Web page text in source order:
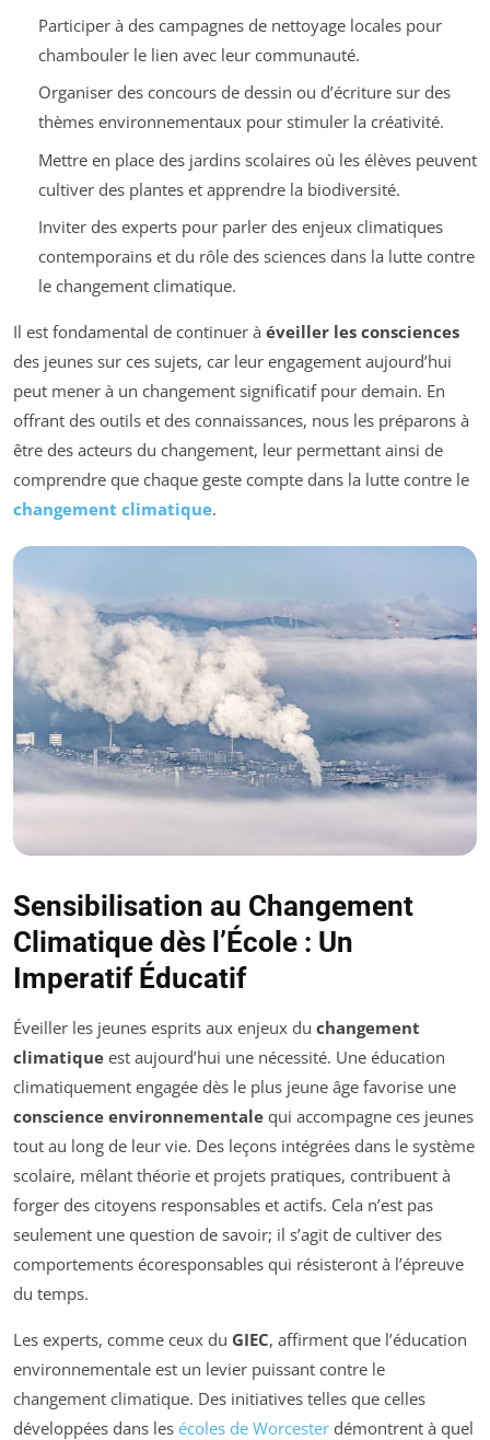
Participer à des campagnes de nettoyage locales pour
chambouler le lien avec leur communauté.
Organiser des concours de dessin ou d’écriture sur des
thèmes environnementaux pour stimuler la créativité.
Mettre en place des jardins scolaires où les élèves peuvent
cultiver des plantes et apprendre la biodiversité.
Inviter des experts pour parler des enjeux climatiques
contemporains et du rôle des sciences dans la lutte contre
le changement climatique.
Il est fondamental de continuer à éveiller les consciences
des jeunes sur ces sujets, car leur engagement aujourd’hui
peut mener à un changement significatif pour demain. En
offrant des outils et des connaissances, nous les préparons à
être des acteurs du changement, leur permettant ainsi de
comprendre que chaque geste compte dans la lutte contre le
changement climatique.
Sensibilisation au Changement
Climatique dès l’École : Un
Imperatif Éducatif
Éveiller les jeunes esprits aux enjeux du changement
climatique est aujourd’hui une nécessité. Une éducation
climatiquement engagée dès le plus jeune âge favorise une
conscience environnementale qui accompagne ces jeunes
tout au long de leur vie. Des leçons intégrées dans le système
scolaire, mêlant théorie et projets pratiques, contribuent à
forger des citoyens responsables et actifs. Cela n’est pas
seulement une question de savoir; il s’agit de cultiver des
comportements écoresponsables qui résisteront à l’épreuve
du temps.
Les experts, comme ceux du GIEC, affirment que l’éducation
environnementale est un levier puissant contre le
changement climatique. Des initiatives telles que celles
développées dans les écoles de Worcester démontrent à quel